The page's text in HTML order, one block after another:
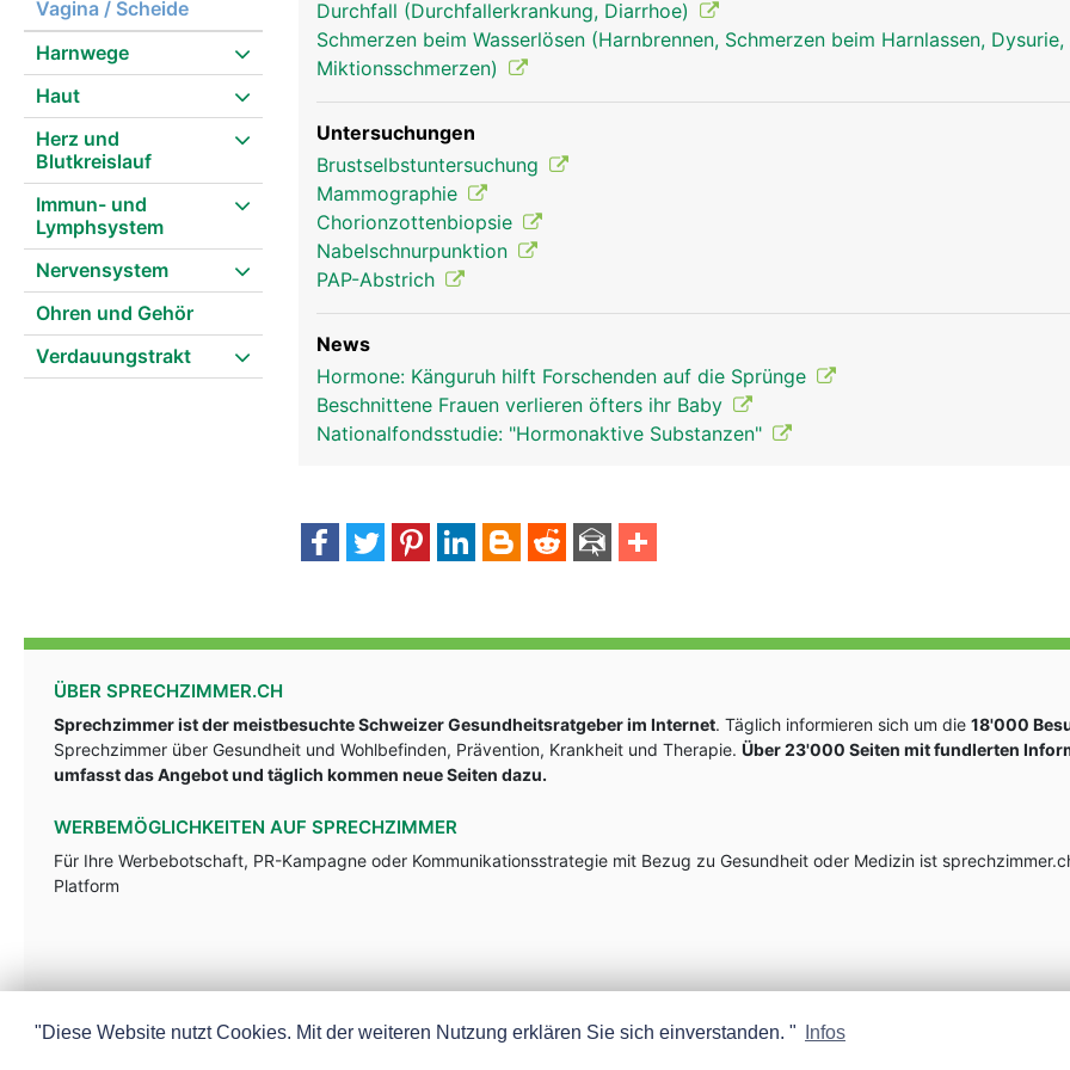
Vagina / Scheide
Harnwege
Haut
Herz und
Blutkreislauf
Immun- und
Lymphsystem
Nervensystem
Ohren und Gehör
Verdauungstrakt
Geschlechtsorgane Frau
Durchfall (Durchfallerkrankung, Diarrhoe)
Schmerzen beim Wasserlösen (Harnbrennen, Schmerzen beim Harnlassen,
Miktionsschmerzen)
Untersuchungen
Brustselbstuntersuchung
Mammographie
Chorionzottenbiopsie
Nabelschnurpunktion
PAP-Abstrich
News
Hormone: Känguruh hilft Forschenden auf die Sprünge
Beschnittene Frauen verlieren öfters ihr Baby
Nationalfondsstudie: "Hormonaktive Substanzen"
ÜBER SPRECHZIMMER.CH
Sprechzimmer ist der meistbesuchte Schweizer Gesundheitsratgeber im Internet. Täglich informieren sich um die 18'000
Sprechzimmer über Gesundheit und Wohlbefinden, Prävention, Krankheit und Therapie. Über 23'000 Seiten mit fundlerten
umfasst das Angebot und täglich kommen neue Seiten dazu.
WERBEMÖGLICHKEITEN AUF SPRECHZIMMER
Für Ihre Werbebotschaft, PR-Kampagne oder Kommunikationsstrategie mit Bezug zu Gesundheit oder Medizin ist
Platform
"Diese Website nutzt Cookies. Mit der weiteren Nutzung erklären Sie sich einverstanden. " Infos